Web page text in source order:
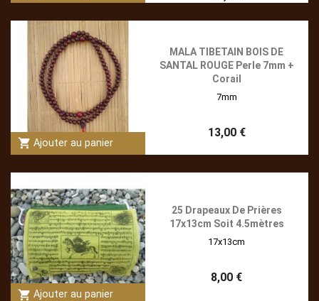
shopping_cart Ajouter au panier
MALA TIBETAIN BOIS DE
SANTAL ROUGE Perle 7mm +
Corail
7mm
13,00 €
shopping_cart Ajouter au panier
25 Drapeaux De Prières
17x13cm Soit 4.5mètres
17x13cm
8,00 €